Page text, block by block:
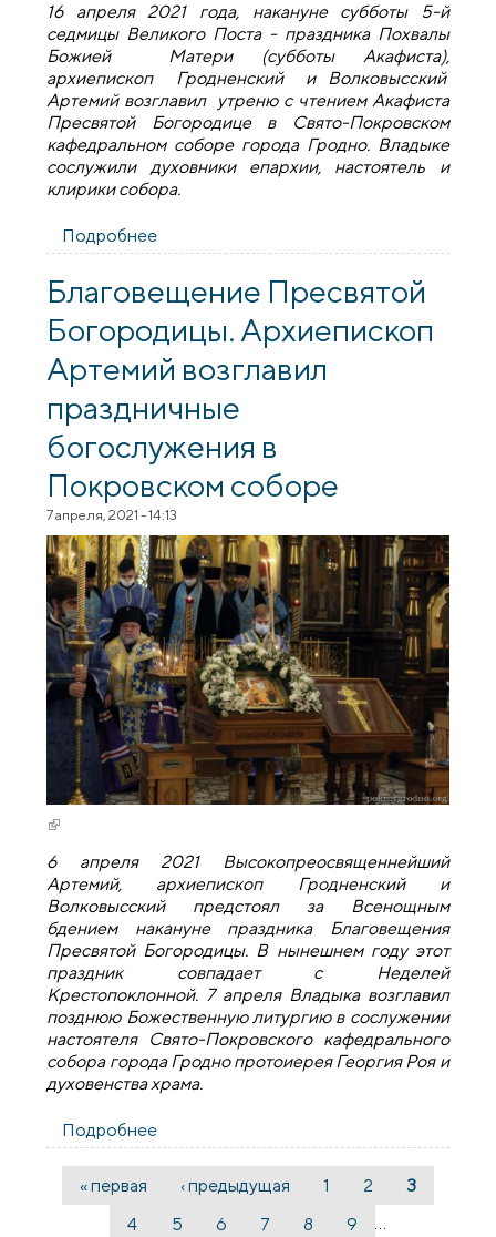
16 апреля 2021 года, накануне субботы 5-й
седмицы Великого Поста - праздника Похвалы
Божией Матери (субботы Акафиста),
архиепископ Гродненский и Волковысский
Артемий возглавил утреню с чтением Акафиста
Пресвятой Богородице в Свято-Покровском
кафедральном соборе города Гродно. Владыке
сослужили духовники епархии, настоятель и
клирики собора.
Подробнее
утреню с чтением Акафиста Пресвятой
Богородице в Покровском соборе
Благовещение Пресвятой
Богородицы. Архиепископ
Артемий возглавил
праздничные
богослужения в
Покровском соборе
7 апреля, 2021 - 14:13
(внешняя ссылка)
6 апреля 2021 Высокопреосвященнейший
Артемий, архиепископ Гродненский и
Волковысский предстоял за Всенощным
бдением накануне праздника Благовещения
Пресвятой Богородицы. В нынешнем году этот
праздник совпадает с Неделей
Крестопоклонной. 7 апреля Владыка возглавил
позднюю Божественную литургию в сослужении
настоятеля Свято-Покровского кафедрального
собора города Гродно протоиерея Георгия Роя и
духовенства храма.
Подробнее
Богородицы. Архиепископ Артемий
возглавил праздничные богослужения в
Покровском соборе
Страницы
« первая ‹ предыдущая 1 2
3
4
5 6 7 8 9